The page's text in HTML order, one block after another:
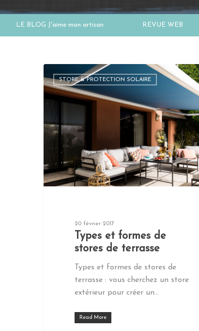
LE BLOG J'aime mon artisan REVUE WEB
STORE & PROTECTION SOLAIRE
20 février 2017
Types et formes de
stores de terrasse
Types et formes de stores de
terrasse : vous cherchez un store
extérieur pour créer un…
Read More